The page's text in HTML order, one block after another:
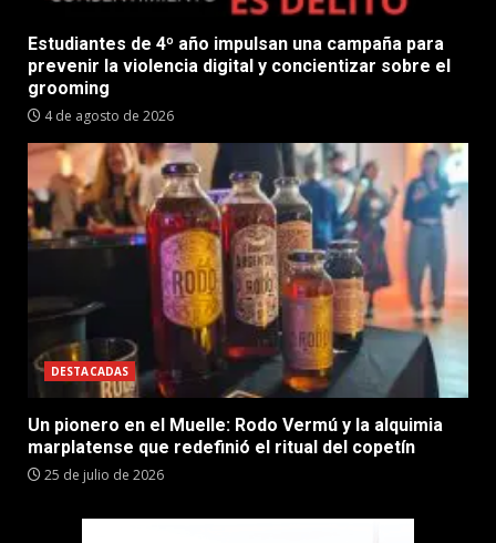
Estudiantes de 4º año impulsan una campaña para
prevenir la violencia digital y concientizar sobre el
grooming
4 de agosto de 2026
DESTACADAS
Un pionero en el Muelle: Rodo Vermú y la alquimia
marplatense que redefinió el ritual del copetín
25 de julio de 2026